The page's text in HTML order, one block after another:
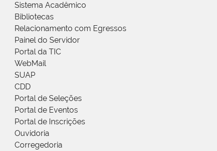
Sistema Acadêmico
Bibliotecas
Relacionamento com Egressos
Painel do Servidor
Portal da TIC
WebMail
SUAP
CDD
Portal de Seleções
Portal de Eventos
Portal de Inscrições
Ouvidoria
Corregedoria